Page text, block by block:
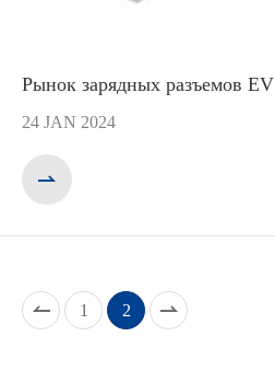
Рынок зарядных разъемов EV
24 JAN 2024

 1 2 